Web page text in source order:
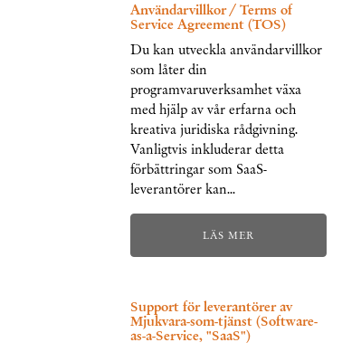
Användarvillkor / Terms of
Service Agreement (TOS)
Du kan utveckla användarvillkor
som låter din
programvaruverksamhet växa
med hjälp av vår erfarna och
kreativa juridiska rådgivning.
Vanligtvis inkluderar detta
förbättringar som SaaS-
leverantörer kan…
LÄS MER
Support för leverantörer av
Mjukvara-som-tjänst (Software-
as-a-Service, "SaaS")